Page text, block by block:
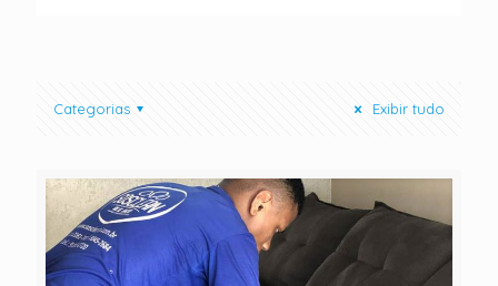
Categorias Exibir tudo